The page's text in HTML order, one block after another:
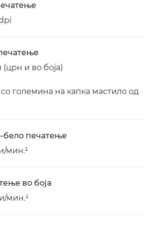
и во боја)
големина на капка мастило од
бело печатење
мин.¹
во боја
мин.¹